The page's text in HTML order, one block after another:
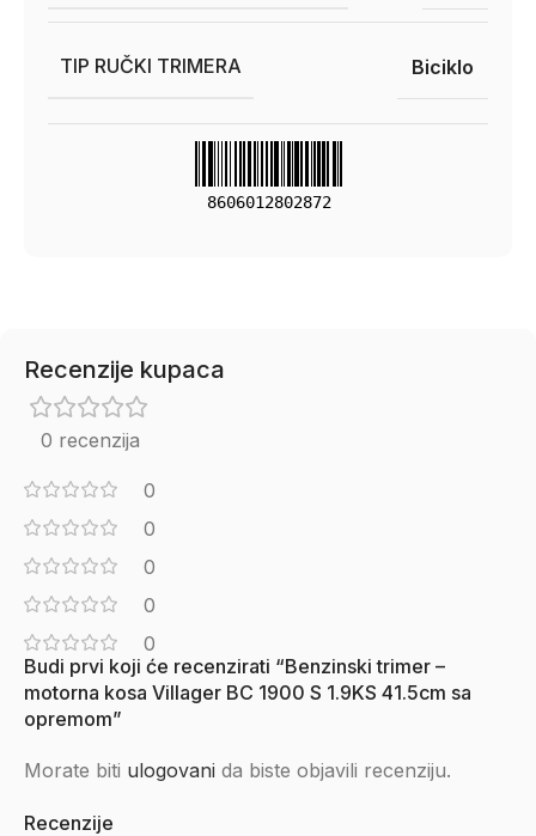
TIP RUČKI TRIMERA Biciklo
8606012802872
Recenzije kupaca
0 recenzija
0
0
0
0
0
Recenzije
Budi prvi koji će recenzirati “Benzinski trimer –
motorna kosa Villager BC 1900 S 1.9KS 41.5cm sa
opremom”
Morate biti ulogovani da biste objavili recenziju.